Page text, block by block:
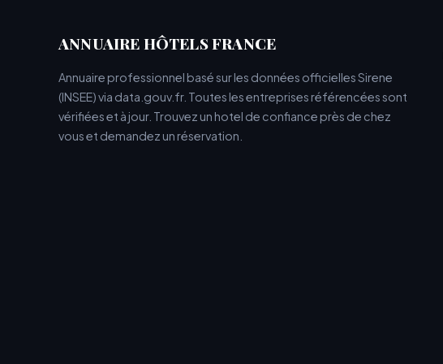
ANNUAIRE HÔTELS FRANCE
Annuaire professionnel basé sur les données officielles Sirene
(INSEE) via data.gouv.fr. Toutes les entreprises référencées sont
vérifiées et à jour. Trouvez un hotel de confiance près de chez
vous et demandez un réservation.